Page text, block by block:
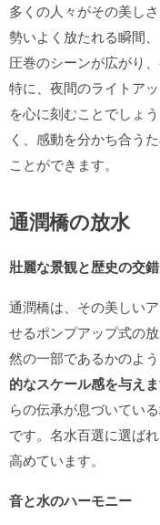
多くの人々がその美し
勢いよく放たれる瞬間
圧巻のシーンが広がり
特に、夜間のライトア
を心に刻むことでしょ
く、感動を分かち合う
ことができます。
通潤橋の放水
壯麗な景観と歴史の交錯
通潤橋は、その美しい
せるポンプアップ式の
然の一部であるかのよ
的なスケール感を与え
らの伝承が息づいてい
です。名水百選に選ば
高めています。
音と水のハーモニー